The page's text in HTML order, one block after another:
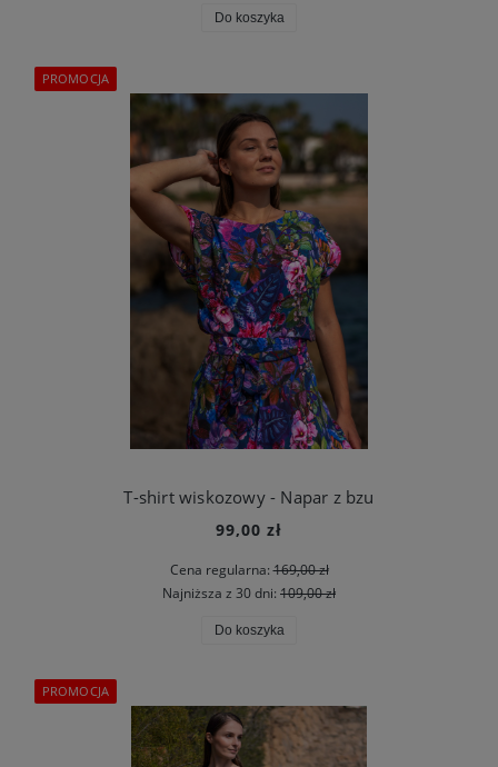
Do koszyka
T-shirt wiskozowy - Napar z bzu
99,00 zł
Cena regularna:169,00 zł
Najniższa z 30 dni: 109,00 zł
Do koszyka
PROMOCJA
PROMOCJA